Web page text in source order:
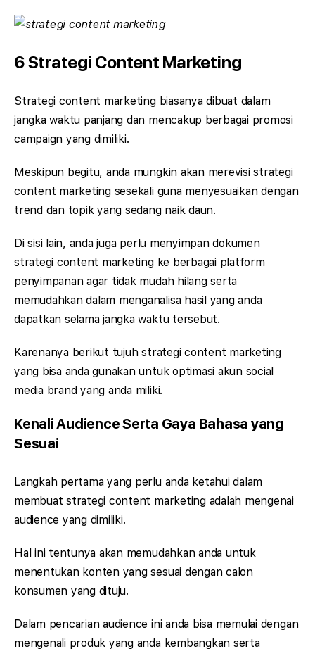
6 Strategi Content Marketing
Strategi content marketing biasanya dibuat dalam
jangka waktu panjang dan mencakup berbagai promosi
campaign yang dimiliki.
Meskipun begitu, anda mungkin akan merevisi strategi
content marketing sesekali guna menyesuaikan dengan
trend dan topik yang sedang naik daun.
Di sisi lain, anda juga perlu menyimpan dokumen
strategi content marketing ke berbagai platform
penyimpanan agar tidak mudah hilang serta
memudahkan dalam menganalisa hasil yang anda
dapatkan selama jangka waktu tersebut.
Karenanya berikut tujuh strategi content marketing
yang bisa anda gunakan untuk optimasi akun social
media brand yang anda miliki.
Kenali Audience Serta Gaya Bahasa yang
Sesuai
Langkah pertama yang perlu anda ketahui dalam
membuat strategi content marketing adalah mengenai
audience yang dimiliki.
Hal ini tentunya akan memudahkan anda untuk
menentukan konten yang sesuai dengan calon
konsumen yang dituju.
Dalam pencarian audience ini anda bisa memulai dengan
mengenali produk yang anda kembangkan serta